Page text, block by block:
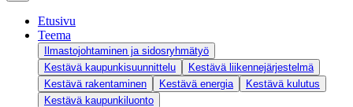
Etusivu
Teema
Ilmastojohtaminen ja sidosryhmätyö
Kestävä kaupunkisuunnittelu
Kestävä liikennejärjestelmä
Kestävä rakentaminen
Kestävä energia
Kestävä kulutus
Kestävä kaupunkiluonto